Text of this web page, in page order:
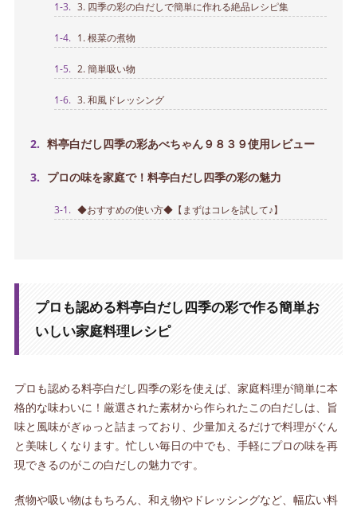
1-3. 3. 四季の彩の白だしで簡単に作れる絶品レシピ集
1-4. 1. 根菜の煮物
1-5. 2. 簡単吸い物
1-6. 3. 和風ドレッシング
2. 料亭白だし四季の彩あべちゃん９８３９使用レビュー
3. プロの味を家庭で！料亭白だし四季の彩の魅力
3-1. ◆おすすめの使い方◆【まずはコレを試して♪】
プロも認める料亭白だし四季の彩で作る簡単お
いしい家庭料理レシピ
プロも認める料亭白だし四季の彩を使えば、家庭料理が簡単に本
格的な味わいに！厳選された素材から作られたこの白だしは、旨
味と風味がぎゅっと詰まっており、少量加えるだけで料理がぐん
と美味しくなります。忙しい毎日の中でも、手軽にプロの味を再
現できるのがこの白だしの魅力です。
煮物や吸い物はもちろん、和え物やドレッシングなど、幅広い料